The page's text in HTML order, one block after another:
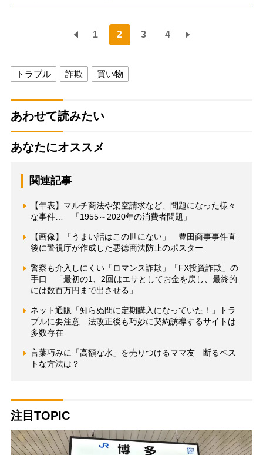
1 2 3 4
トラブル 詐欺 買い物
あわせて読みたい
あなたにオススメ
関連記事
【年表】マルチ商法や架空請求など、問題になった様々
な事件… 「1955～2020年の消費者問題」
【画像】「うまい話はこの世にない」 豊田商事事件直
後に警視庁が作成した悪徳商法防止のポスター
警察も介入しにくい「ロマンス詐欺」「FX投資詐欺」の
手口 「最初の1、2回はエサとしてお金を戻し、最終的
には数百万円まで出させる」
ネット通販「知らぬ間に定期購入になっていた！」トラ
ブルに要注意 法改正後も巧妙に契約誘導するサイトは
多数存在
言葉巧みに「高額な水」を売りつけるママ友 断るベス
トな方法は？
注目TOPIC